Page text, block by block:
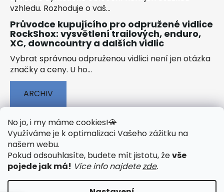
No jo, i my máme cookies!🍪
Využíváme je k optimalizaci Vašeho zážitku na
našem webu.
Pokud odsouhlasíte, budete mít jistotu, ževše
pojede jak má! Více info najdetezde.
vzhledu. Rozhoduje o vaš...
Průvodce kupujícího pro odpružené vidlice
RockShox: vysvětlení trailových, enduro,
XC, downcountry a dalších vidlic
Vybrat správnou odpruženou vidlici není jen otázka
značky a ceny. U ho...
ARCHIV
🟢 TECHNOLOGIE
🟢 O ELEKTROKOLECH
🟢 NÁVODY KE STAŽENÍ